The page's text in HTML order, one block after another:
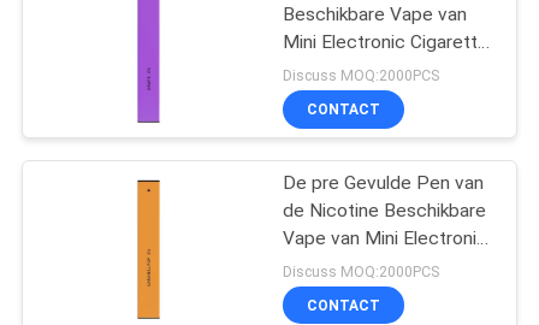
KWALITEITSCONTROLE
VERZOEK
Beschikbare Vape van
Mini Electronic Cigarette
1.8Ω 280mAh van de
druivengunst
Discuss MOQ:2000PCS
CONTACT
De pre Gevulde Pen van
de Nicotine Beschikbare
Vape van Mini Electronic
Cigarette 280mAh 5%
Discuss MOQ:2000PCS
CONTACT